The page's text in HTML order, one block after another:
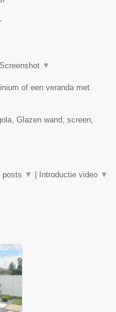
-
Screenshot ▼
of een veranda met
Glazen wand, screen,
posts ▼ Introductie video ▼